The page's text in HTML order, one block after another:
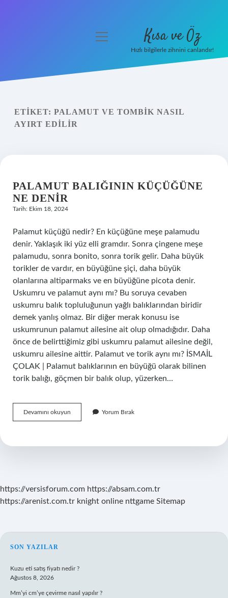
Yasal Uyarı
menüyü
Kısa ve Öz
Hızlı bilgilerle zihnini canlandır!
ETIKET: PALAMUT VE TOMBIK NASIL
AYIRT EDILIR
PALAMUT BALIĞININ KÜÇÜĞÜNE
NE DENIR
Tarih: Ekim 18, 2024
Palamut küçüğü nedir? En küçüğüne meşe palamudu
denir. Yaklaşık iki yüz elli gramdır. Sonra çingene meşe
palamudu, sonra bonito, sonra torik gelir. Daha büyük
torikler de vardır, en büyüğüne şiçi, daha büyük
olanlarına altiparmaks ve en büyüğüne picota denir.
Uskumru ve palamut aynı mı? Bu soruya cevaben
uskumru balık topluluğunun yağlı balıklarından biridir
demek yanlış olmaz. Bir diğer merak konusu ise
uskumrunun palamut ailesine ait olup olmadığıdır. Daha
önce de belirttiğimiz gibi uskumru palamut ailesine değil,
uskumru ailesine aittir. Palamut ve torik aynı mı? İSMAİL
ÇOLAK | Palamut balıklarının en büyüğü olarak bilinen
torik balığı, göçmen bir balık olup, yüzerken…
Devamını okuyun
Balığının
Denir
Yorum Bırak
https://versisforum.com https://absam.com.tr
https://arenist.com.tr knight online nttgame Sitemap
SIDEBAR
SON YAZILAR
Kuzu eti satış fiyatı nedir ?
Ağustos 8, 2026
Mm’yi cm’ye çevirme nasıl yapılır ?